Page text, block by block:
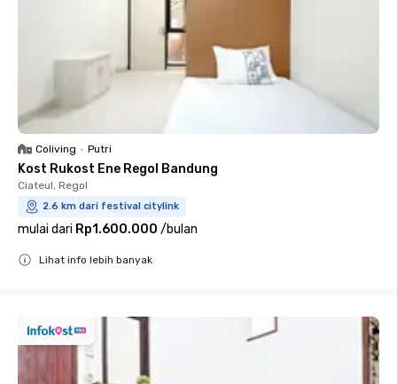
Coliving • Putri
Kost Rukost Ene Regol Bandung
Ciateul, Regol
2.6 km dari festival citylink
mulai dari Rp1.600.000 /bulan
Lihat info lebih banyak